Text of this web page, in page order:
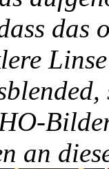
das
an